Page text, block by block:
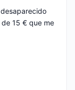
15 € que me